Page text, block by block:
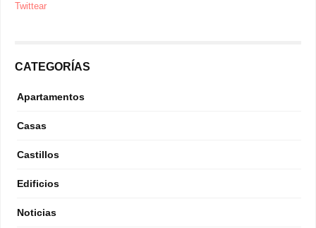
Twittear
CATEGORÍAS
Apartamentos
Casas
Castillos
Edificios
Noticias